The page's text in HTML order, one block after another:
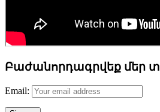
Բաժանորդագրվեք մեր
Email: